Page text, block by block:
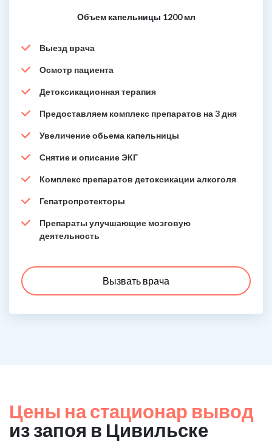
Объем капельницы 1200 мл
Выезд врача
Осмотр пациента
Детоксикационная терапия
Предоставляем комплекс препаратов на 3 дня
Увеличение обьема капельницы
Снятие и описание ЭКГ
Комплекс препаратов детоксикации алкоголя
Гепатропротекторы
Препараты улучшающие мозговую
деятельность
Вызвать врача
Цены на стационар вывод
из запоя в Цивильске